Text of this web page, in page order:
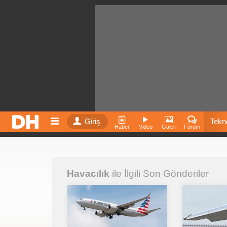
Giriş
Haber Video Galeri Forum
Havacılık ile İlgili Son Gönderiler